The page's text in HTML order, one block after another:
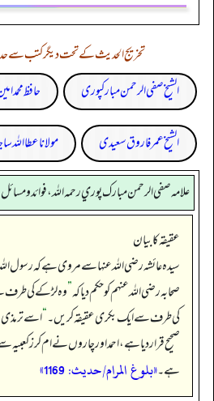
تخریج الحدیث کے تحت دیگر کتب سے
الشیخ صفی الرحمن مبارکپوری
حافظ محمد
الشیخ عمر فاروق سعیدی مولانا عطا اللہ
علامه صفي الرحمن مبارك پوري رحمه الله، فوائد و
عقیقہ کا بیان
سیدہ عائشہ رضی اللہ عنہا سے مروی ہے کہ رسول
صحابہ رضی اللہ عنہم کو حکم دیا کہ”وہ لڑکے کی طرف
کی طرف سے ایک بکری عقیقہ کریں۔“اسے
صحیح قرار دیا ہے، احمد اور چاروں نے ام کرز
ہے۔«بلوغ المرام/حدیث: 1169»